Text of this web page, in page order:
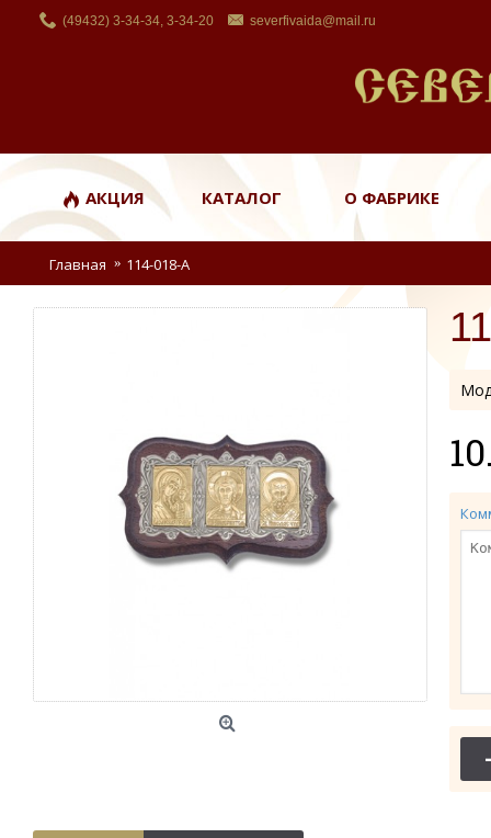
(49432) 3-34-34, 3-34-20 severfivaida@mail.ru
АКЦИЯ КАТАЛОГ О ФАБРИКЕ
Главная 114-018-А
-